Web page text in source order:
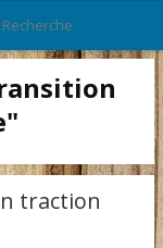
traction